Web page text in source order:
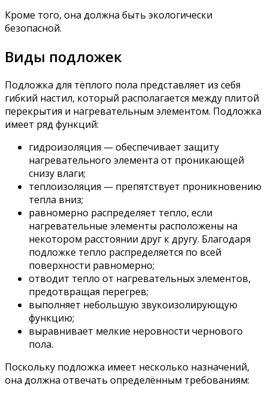
Кроме того, она должна быть экологически
безопасной.
Виды подложек
Подложка для тёплого пола представляет из себя
гибкий настил, который располагается между плитой
перекрытия и нагревательным элементом. Подложка
имеет ряд функций:
гидроизоляция — обеспечивает защиту
нагревательного элемента от проникающей
снизу влаги;
теплоизоляция — препятствует проникновению
тепла вниз;
равномерно распределяет тепло, если
нагревательные элементы расположены на
некотором расстоянии друг к другу. Благодаря
подложке тепло распределяется по всей
поверхности равномерно;
отводит тепло от нагревательных элементов,
предотвращая перегрев;
выполняет небольшую звукоизолирующую
функцию;
выравнивает мелкие неровности чернового
пола.
Поскольку подложка имеет несколько назначений,
она должна отвечать определённым требованиям: